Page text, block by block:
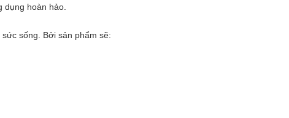
dụng hoàn hảo.
sống. Bởi sản phẩm sẽ: